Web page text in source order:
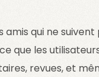
qui ne suivent
que les
revues, et